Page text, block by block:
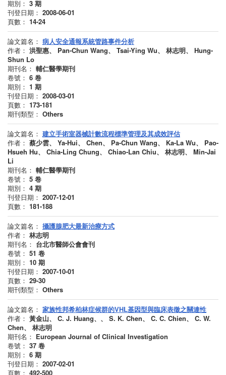
期別： 3 期
刊登日期： 2008-06-01
頁數： 14-24
論文篇名： 病人安全通報系統管路事件分析
作者： 洪聖惠、 Pan-Chun Wang、 Tsai-Ying Wu、 林志明、 Hung-
Shun Lo
期刊名： 輔仁醫學期刊
卷號： 6 卷
期別： 1 期
刊登日期： 2008-03-01
頁數： 173-181
期刊類型： Others
論文篇名： 建立手術室器械計數流程標準管理及其成效評估
作者： 蔡少雲、 Ya-Hui、 Chen、 Pa-Chun Wang、 Ka-La Wu、 Pao-
Hsueh Hu、 Chia-Ling Chung、 Chiao-Lan Chiu、 林志明、 Min-Jai
Li
期刊名： 輔仁醫學期刊
卷號： 5 卷
期別： 4 期
刊登日期： 2007-12-01
頁數： 181-188
論文篇名： 攝護腺肥大最新治療方式
作者： 林志明
期刊名： 台北市醫師公會會刊
卷號： 51 卷
期別： 10 期
刊登日期： 2007-10-01
頁數： 29-30
期刊類型： Others
論文篇名： 家族性邦希柏林症候群的VHL基因型與臨床表徵之關連性
作者： 黃金山、 C. J. Huang、、 S. K. Chen、 C. C. Chien、 C. W.
Chen、 林志明
期刊名： European Journal of Clinical Investigation
卷號： 37 卷
期別： 6 期
刊登日期： 2007-02-01
頁數： 492-500